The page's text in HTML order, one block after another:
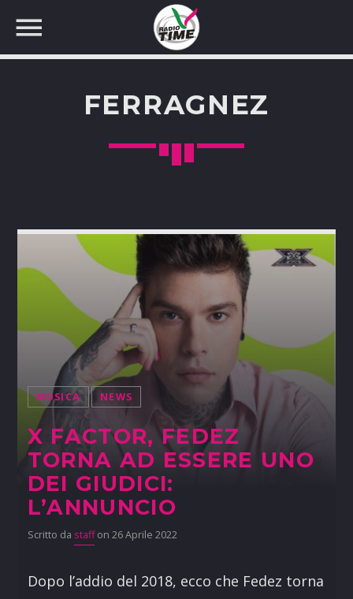
FERRAGNEZ
MUSICA NEWS
X FACTOR, FEDEZ
TORNA AD ESSERE UNO
DEI GIUDICI:
L’ANNUNCIO
Scritto da staffon 26 Aprile 2022
Dopo l’addio del 2018, ecco che Fedez torna